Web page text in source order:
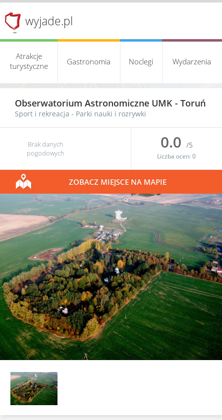
wyjade.pl
Atrakcje
turystyczne
Gastronomia Noclegi Wydarzenia
Obserwatorium Astronomiczne UMK - Toruń
Sport i rekreacja - Parki nauki i rozrywki
Brak danych
pogodowych
0.0 /5
Liczba ocen:0
ZOBACZ MIEJSCE NA MAPIE